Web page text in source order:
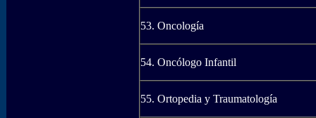
53. Oncología
54. Oncólogo Infantil
55. Ortopedia y Traumatología